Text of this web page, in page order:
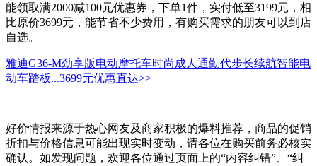
能领取满2000减100元优惠券，下单1件，实付低至3199元，相
比原价3699元，能节省不少费用，有购买需求的朋友可以到店
自选。
雅迪G36-M劲享版电动摩托车时尚成人通勤代步长续航智能电
动车踏板...3699元优惠直达>>
好价情报来源于热心网友及商家积极的爆料推荐，商品的促销
折扣与价格信息可能出现实时变动，请各位在购买前务必核实
确认。如发现问题，欢迎各位通过页面上的“内容纠错”、“纠